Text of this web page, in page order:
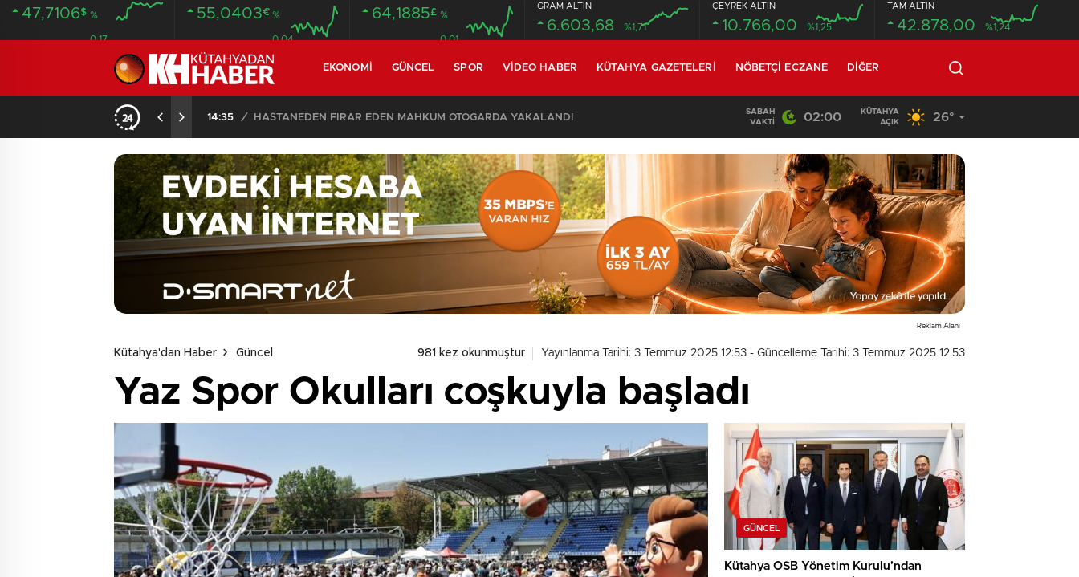
47,7106$ %
0.17
55,0403€ %
0.04
64,1885£ %
0.01
GRAM ALTIN
6.603,68 %1,71
ÇEYREK ALTIN
10.766,00 %1,25
TAM ALTIN
42.878,00 %1,24
EKONOMI GÜNCEL SPOR VIDEO HABER KÜTAHYA GAZETELERI NÖBETÇI ECZANE DIĞER
14:35 / HASTANEDEN FİRAR EDEN MAHKUM OTOGARDA YAKALANDI 20:58 /
SABAH
VAKTI
02:00
KÜTAHYA
AÇIK
26°
Reklam Alanı
Kütahya'dan Haber Güncel 981 kez okunmuştur Yayınlanma Tarihi: 3 Temmuz 2025 12:53 - Güncelleme Tarihi: 3 Temmuz 2025 12:53
Yaz Spor Okulları coşkuyla başladı
GÜNCEL
Kütahya OSB Yönetim Kurulu’ndan